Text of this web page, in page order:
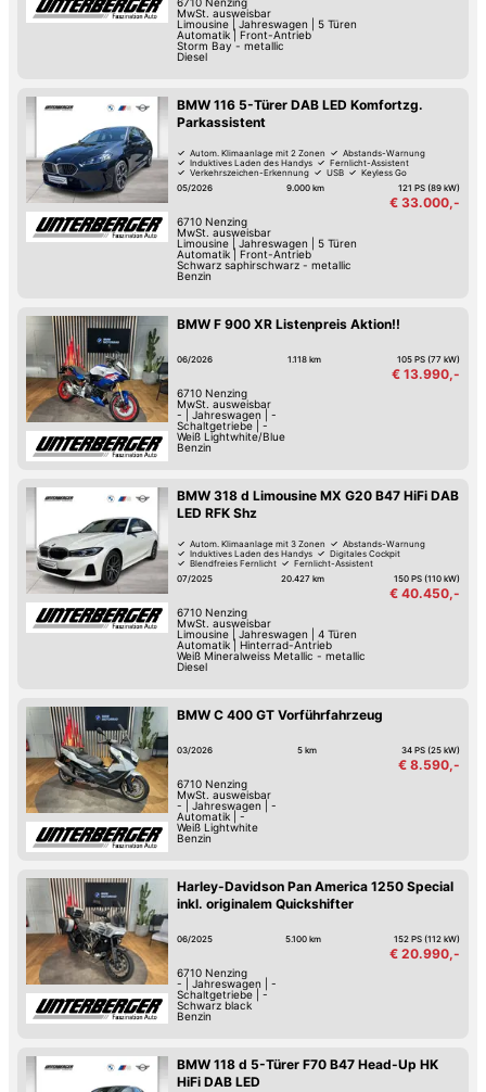
MwSt. ausweisbar
Limousine| Jahreswagen
5 Türen
Automatik| Front-Antrieb
Storm Bay - metallic
Diesel
BMW 116 5-Türer DAB LED Komfortzg.
Parkassistent
Autom. Klimaanlage mit 2 Zonen
Abstands-Warnung
Induktives Laden des Handys
Fernlicht-Assistent
Verkehrszeichen-Erkennung
USB
Keyless Go
Reifendruck-Kontrolle
05/2026 9.000 km 121 PS (89 kW)
€ 33.000,-
6710 Nenzing
MwSt. ausweisbar
Limousine| Jahreswagen
5 Türen
Automatik| Front-Antrieb
Schwarz saphirschwarz - metallic
Benzin
BMW F 900 XR Listenpreis Aktion!!
06/2026 1.118 km 105 PS (77 kW)
€ 13.990,-
6710 Nenzing
MwSt. ausweisbar
-
Jahreswagen
-
Schaltgetriebe| -
Weiß Lightwhite/Blue
Benzin
BMW 318 d Limousine MX G20 B47 HiFi DAB
LED RFK Shz
Autom. Klimaanlage mit 3 Zonen
Abstands-Warnung
Induktives Laden des Handys
Digitales Cockpit
Blendfreies Fernlicht
Fernlicht-Assistent
Verkehrszeichen-Erkennung
07/2025 20.427 km 150 PS (110 kW)
€ 40.450,-
6710 Nenzing
MwSt. ausweisbar
Limousine| Jahreswagen
4 Türen
Automatik| Hinterrad-Antrieb
Weiß Mineralweiss Metallic - metallic
Diesel
BMW C 400 GT Vorführfahrzeug
03/2026 5 km 34 PS (25 kW)
€ 8.590,-
6710 Nenzing
MwSt. ausweisbar
-
Jahreswagen
-
Automatik| -
Weiß Lightwhite
Benzin
Harley-Davidson Pan America 1250 Special
inkl. originalem Quickshifter
06/2025 5.100 km 152 PS (112 kW)
€ 20.990,-
6710 Nenzing
-
Jahreswagen
-
Schaltgetriebe| -
Schwarz black
Benzin
BMW 118 d 5-Türer F70 B47 Head-Up HK
HiFi DAB LED